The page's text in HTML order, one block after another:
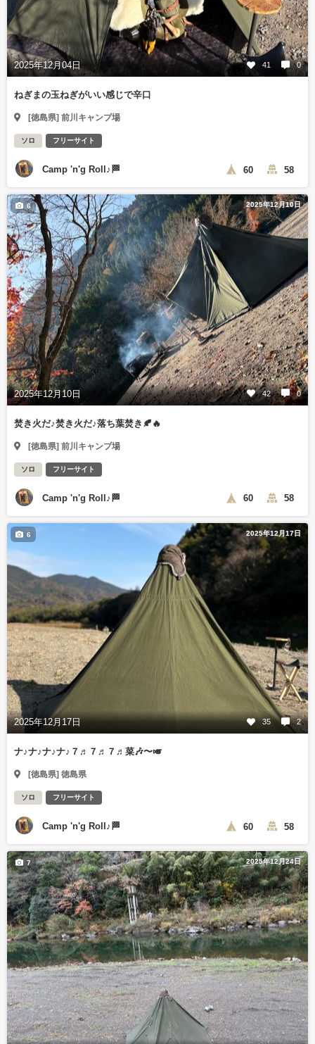
2025年12月04日 41 0
ねぎまの玉ねぎがいい感じで辛口
[徳島県] 前川キャンプ場
ソロ フリーサイト
Camp 'n'g Roll♪🏁 60 58
2025年12月10日
2025年12月10日 42 0
6
焚き火だ♪焚き火だ♪落ち葉焚き🍂🔥
[徳島県] 前川キャンプ場
ソロ フリーサイト
Camp 'n'g Roll♪🏁 60 58
2025年12月17日
2025年12月17日 35 2
6
ナ♪ナ♪ナ♪ナ♪７♬７♬７♬菜🎶〜🎺
[徳島県] 徳島県
ソロ フリーサイト
Camp 'n'g Roll♪🏁 60 58
2025年12月24日
7